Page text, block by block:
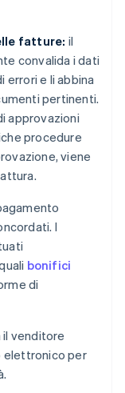
fatture: il
convalida i dati
errori e li abbina
pertinenti.
approvazioni
procedure
viene
I
bonifici
di
il venditore
elettronico per